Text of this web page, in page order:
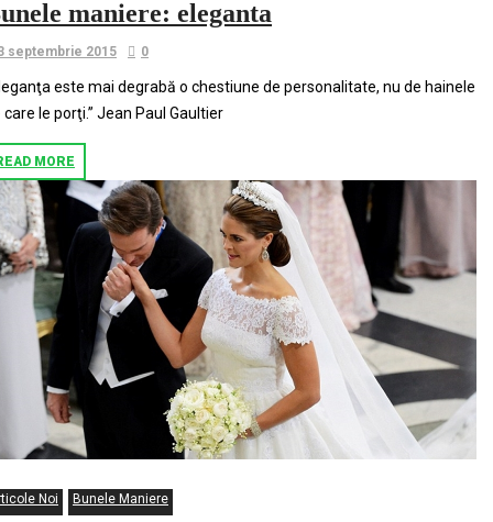
maniere: eleganta
septembrie 2015 0
este mai degrabă o chestiune de personalitate, nu de hainele
care le porţi.” Jean Paul Gaultier
MORE
Noi Bunele Maniere